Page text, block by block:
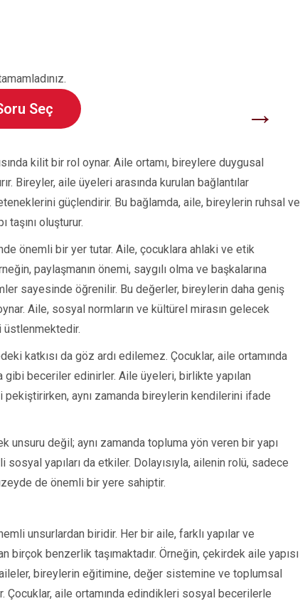
Seç →
kilit bir rol oynar. Aile ortamı, bireylere duygusal
Bireyler, aile üyeleri arasında kurulan bağlantılar
güçlendirir. Bu bağlamda, aile, bireylerin ruhsal ve
oluşturur.
önemli bir yer tutar. Aile, çocuklara ahlaki ve etik
paylaşmanın önemi, saygılı olma ve başkalarına
sayesinde öğrenilir. Bu değerler, bireylerin daha geniş
Aile, sosyal normların ve kültürel mirasın gelecek
üstlenmektedir.
katkısı da göz ardı edilemez. Çocuklar, aile ortamında
beceriler edinirler. Aile üyeleri, birlikte yapılan
aynı zamanda bireylerin kendilerini ifade
değil; aynı zamanda topluma yön veren bir yapı
yapıları da etkiler. Dolayısıyla, ailenin rolü, sadece
de önemli bir yere sahiptir.
unsurlardan biridir. Her bir aile, farklı yapılar ve
birçok benzerlik taşımaktadır. Örneğin, çekirdek aile yapısı
bireylerin eğitimine, değer sistemine ve toplumsal
aile ortamında edindikleri sosyal becerilerle